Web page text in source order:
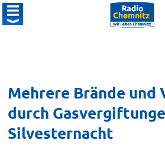
Mehrere Brände und
durch
Silvesternacht